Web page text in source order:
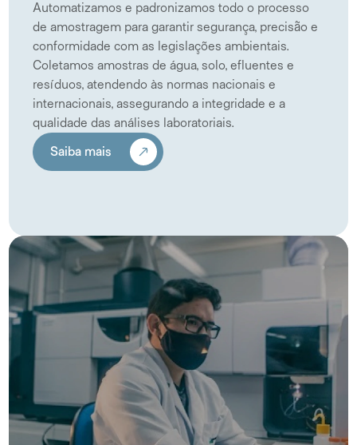
Automatizamos e padronizamos todo o processo
de amostragem para garantir segurança, precisão e
conformidade com as legislações ambientais.
Coletamos amostras de água, solo, efluentes e
resíduos, atendendo às normas nacionais e
internacionais, assegurando a integridade e a
qualidade das análises laboratoriais.
Saiba mais